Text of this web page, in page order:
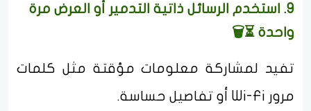
9. استخدم الرسائل ذاتية التدمير أو العرض مرة
واحدة ⏳🗑
تفيد لمشاركة معلومات مؤقتة مثل كلمات
مرور Wi-Fi أو تفاصيل حساسة.